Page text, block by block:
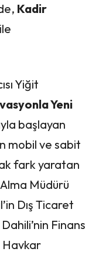
Kadir
Yiğit
Yeni
başlayan
mobil ve sabit
fark yaratan
Alma Müdürü
Dış Ticaret
Finans
Havkar